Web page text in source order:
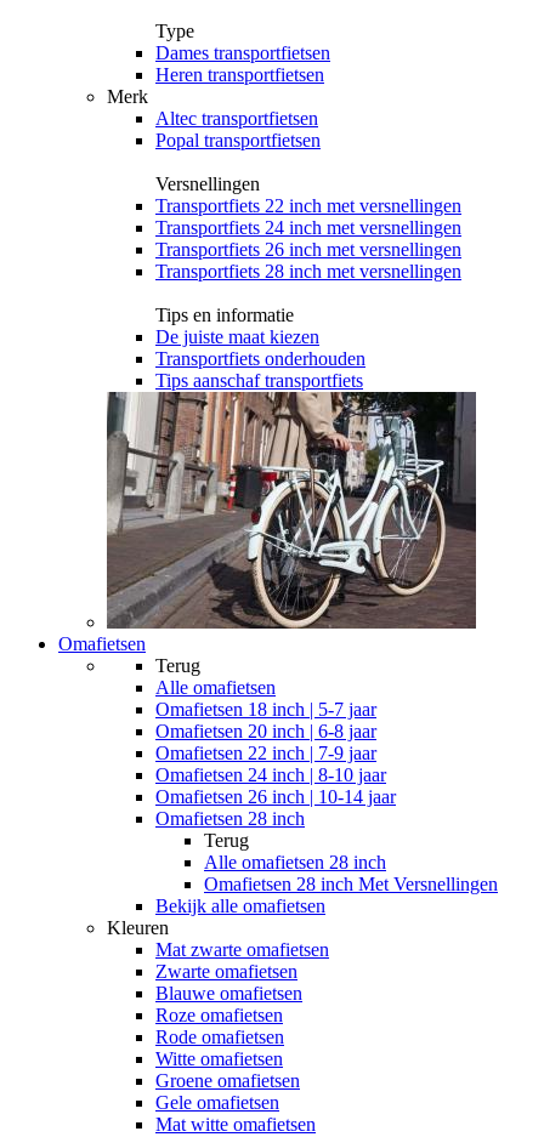
Type
Dames transportfietsen
Heren transportfietsen
Merk
Altec transportfietsen
Popal transportfietsen
Versnellingen
Transportfiets 22 inch met versnellingen
Transportfiets 24 inch met versnellingen
Transportfiets 26 inch met versnellingen
Transportfiets 28 inch met versnellingen
Tips en informatie
De juiste maat kiezen
Transportfiets onderhouden
Tips aanschaf transportfiets
Omafietsen
Terug
Alle omafietsen
Omafietsen 18 inch | 5-7 jaar
Omafietsen 20 inch | 6-8 jaar
Omafietsen 22 inch | 7-9 jaar
Omafietsen 24 inch | 8-10 jaar
Omafietsen 26 inch | 10-14 jaar
Omafietsen 28 inch
Terug
Alle omafietsen 28 inch
Omafietsen 28 inch Met Versnellingen
Bekijk alle omafietsen
Kleuren
Mat zwarte omafietsen
Zwarte omafietsen
Blauwe omafietsen
Roze omafietsen
Rode omafietsen
Witte omafietsen
Groene omafietsen
Gele omafietsen
Mat witte omafietsen